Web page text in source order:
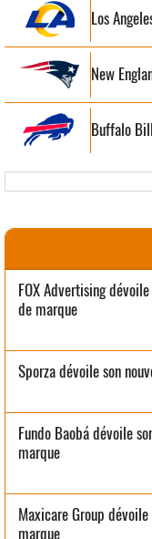
Los
New
Buffalo
FOX Advertising
de marque
Sporza dévoile son
Fundo Baobá dévoile
marque
Maxicare Group
marque